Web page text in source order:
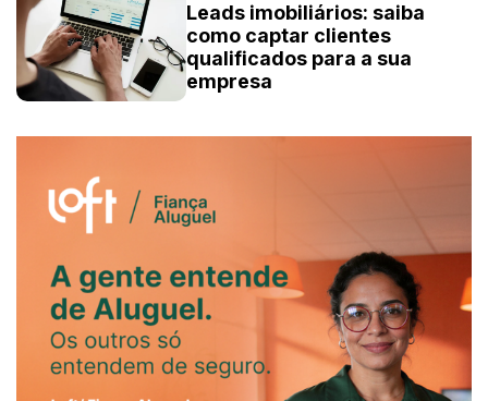
Leads imobiliários: saiba
como captar clientes
qualificados para a sua
empresa